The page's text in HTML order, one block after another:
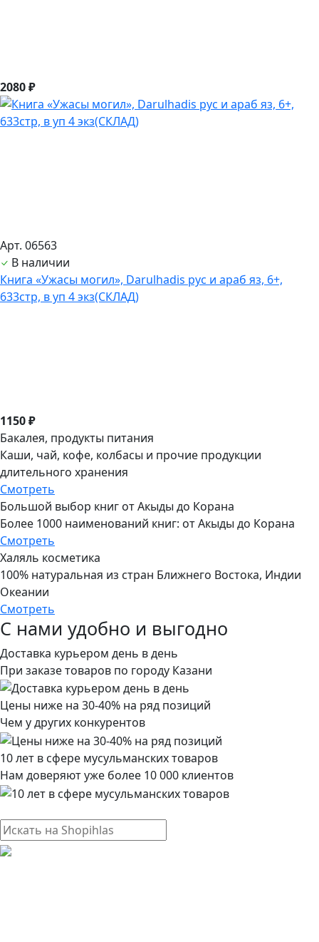
2080 ₽
Арт. 06563
В наличии
Книга «Ужасы могил», Darulhadis рус и араб яз, 6+,
633стр, в уп 4 экз(СКЛАД)
1150 ₽
Бакалея, продукты питания
Каши, чай, кофе, колбасы и прочие продукции
длительного хранения
Смотреть
Большой выбор книг от Акыды до Корана
Более 1000 наименований книг: от Акыды до Корана
Смотреть
Халяль косметика
100% натуральная из стран Ближнего Востока, Индии
Океании
Смотреть
С нами удобно и выгодно
Доставка курьером день в день
При заказе товаров по городу Казани
Цены ниже на 30-40% на ряд позиций
Чем у других конкурентов
10 лет в сфере мусульманских товаров
Нам доверяют уже более 10 000 клиентов